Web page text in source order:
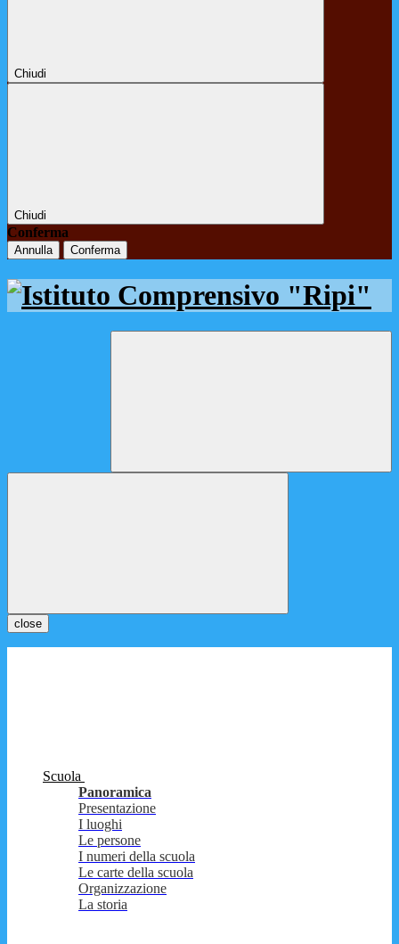
Chiudi
Chiudi
Conferma
Annulla Conferma
close
Scuola
Panoramica
Presentazione
I luoghi
Le persone
I numeri della scuola
Le carte della scuola
Organizzazione
La storia